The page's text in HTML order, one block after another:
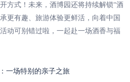
方式！未来，酒博园还将持续解锁“酒
更有趣、旅游体验更鲜活，向着中国
动可别错过啦，一起赴一场酒香与福
一场特别的亲子之旅